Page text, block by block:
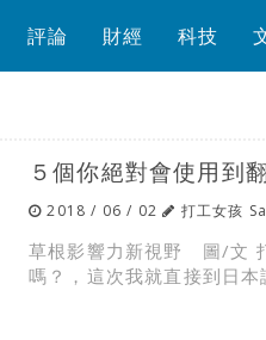
評論 財經 科技
５個你絕對會使用
2018 / 06 / 02 打工女孩
草根影響力新視野 圖/文
嗎？，這次我就直接到日